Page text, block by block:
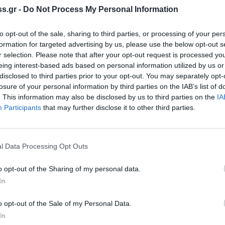
- Do Not Process My Personal Information
opt-out of the sale, sharing to third parties, or processing of your
for targeted advertising by us, please use the below opt-out
selection. Please note that after your opt-out request is processed
interest-based ads based on personal information utilized by us
to third parties prior to your opt-out. You may separately
of your personal information by third parties on the IAB’s list of
This information may also be disclosed by us to third parties on the
Participants that may further disclose it to other third parties.
Data Processing Opt Outs
opt-out of the Sharing of my personal data.
opt-out of the Sale of my Personal Data.
όταν αναζητάς ειδήσεις στη Google
προτιμώμενη πηγή
της Google
προέβησαν, μεσημβρινές ώρες στις
Πάτρας.
από στελέχη της οικείας
νότιου λιμένα Πατρών, πριν την
το εξωτερικό, κατείχε και επέδειξε
παράνομη έξοδό του από τη χώρα.
προέβησαν, απογευματινές ώρες
την
20:27